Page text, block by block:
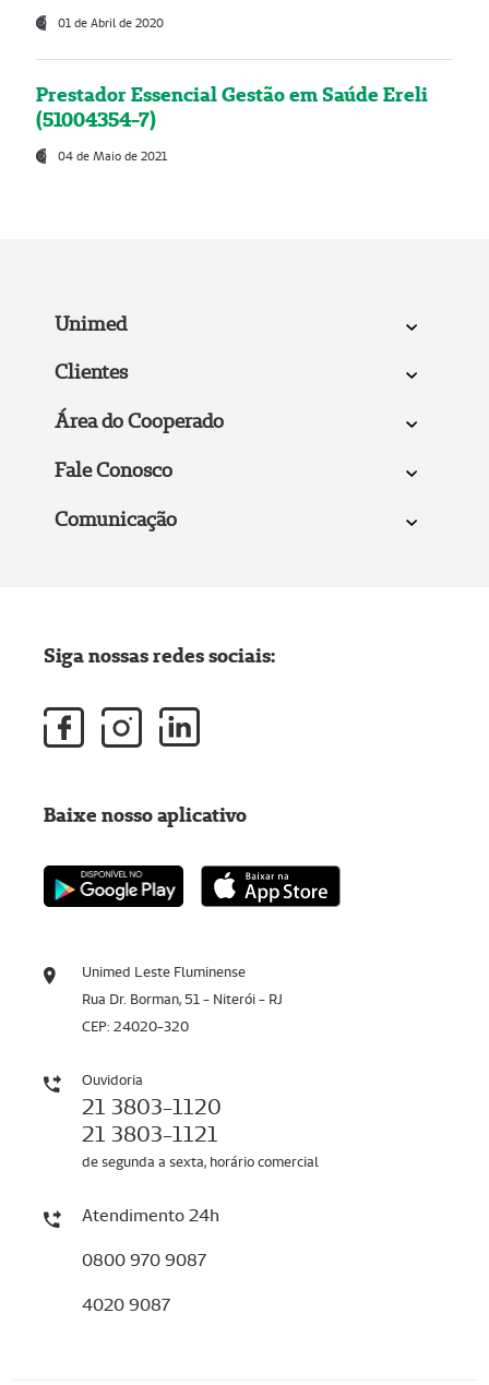
01 de Abril de 2020
Prestador Essencial Gestão em Saúde Ereli
(51004354-7)
04 de Maio de 2021
Unimed
Clientes
Área do Cooperado
Fale Conosco
Comunicação
Unimed Leste Fluminense
Rua Dr. Borman, 51 - Niterói - RJ
CEP: 24020-320
Ouvidoria
21 3803-1120
21 3803-1121
de segunda a sexta, horário comercial
Atendimento 24h
0800 970 9087
4020 9087
Siga nossas redes sociais:
Baixe nosso aplicativo